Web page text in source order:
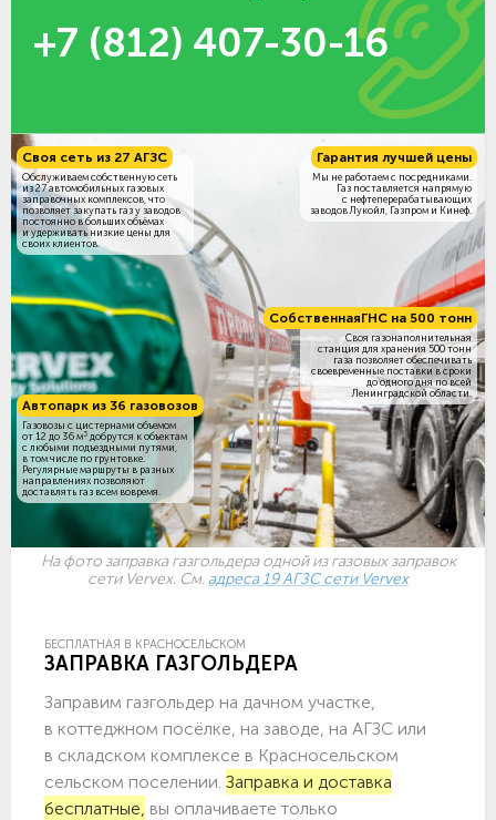
+7 (812) 407-30-16
СобственнаяГНС на 500 тонн
Своя газонаполнительная
станция для хранения 500 тонн
газа позволяет обеспечивать
своевременные поставки в сроки
до одного дня по всей
Ленинградской области.
Своя сеть из 27 АГЗС
Обслуживаем собственную сеть
из 27 автомобильных газовых
заправочных комплексов, что
позволяет закупать газ у заводов
постоянно в больших объёмах
и удерживать низкие цены для
своих клиентов.
Гарантия лучшей цены
Мы не работаем с посредниками.
Газ поставляется напрямую
с нефтеперерабатывающих
заводов Лукойл, Газпром и Кинеф.
Автопарк из 36 газовозов
Газовозы с цистернами объемом
от 12 до 36 м3 добрутся к объектам
c любыми подъездными путями,
в том числе по грунтовке.
Регулярные маршруты в разных
направлениях позволяют
доставлять газ всем вовремя.
На фото заправка газгольдера одной из газовых заправок
сети Vervex. См. адреса 19 АГЗС сети Vervex
БЕСПЛАТНАЯ В КРАСНОСЕЛЬСКОМ
ЗАПРАВКА ГАЗГОЛЬДЕРА
Заправим газгольдер на дачном участке,
в коттеджном посёлке, на заводе, на АГЗС или
в складском комплексе в Красносельском
сельском поселении. Заправка и доставка
бесплатные, вы оплачиваете только